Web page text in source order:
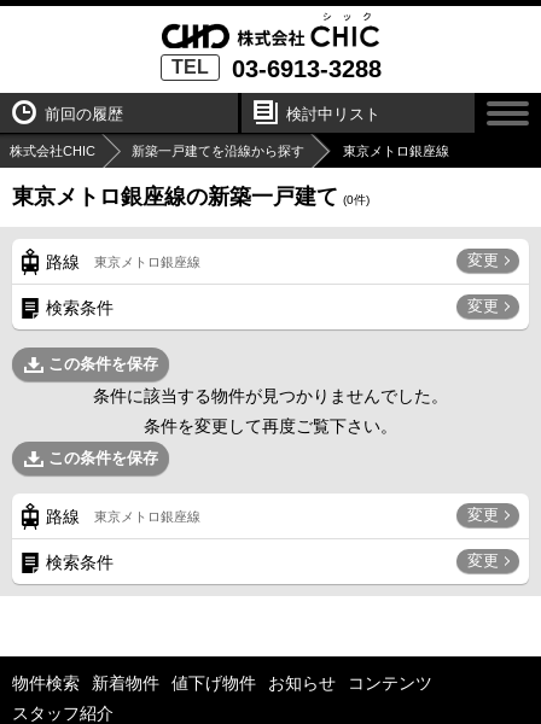
TEL 03-6913-3288
前回の履歴 検討中リスト
株式会社CHIC 新築一戸建てを沿線から探す 東京メトロ銀座線
東京メトロ銀座線の新築一戸建て (0件)
路線 東京メトロ銀座線 変更
検索条件 変更
この条件を保存
条件に該当する物件が見つかりませんでした。
条件を変更して再度ご覧下さい。
この条件を保存
路線 東京メトロ銀座線 変更
検索条件 変更
物件検索 新着物件 値下げ物件 お知らせ
コンテンツ
スタッフ紹介